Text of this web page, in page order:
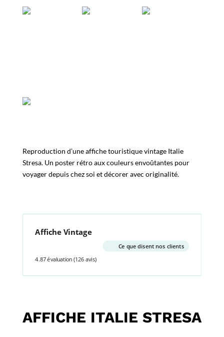
Reproduction d’une affiche touristique vintage Italie
Stresa. Un poster rétro aux couleurs envoûtantes pour
voyager depuis chez soi et décorer avec originalité.
Affiche Vintage
Ce que disent nos clients
4.87 évaluation (126 avis)
AFFICHE ITALIE STRESA